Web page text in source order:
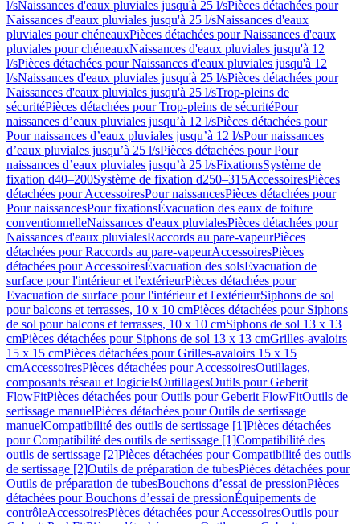
l/sNaissances d'eaux pluviales jusqu'à 25 l/sPièces détachées pour
Naissances d'eaux pluviales jusqu'à 25 l/sNaissances d'eaux
pluviales pour chéneauxPièces détachées pour Naissances d'eaux
pluviales pour chéneauxNaissances d'eaux pluviales jusqu'à 12
l/sPièces détachées pour Naissances d'eaux pluviales jusqu'à 12
l/sNaissances d'eaux pluviales jusqu'à 25 l/sPièces détachées pour
Naissances d'eaux pluviales jusqu'à 25 l/sTrop-pleins de
sécuritéPièces détachées pour Trop-pleins de sécuritéPour
naissances d’eaux pluviales jusqu’à 12 l/sPièces détachées pour
Pour naissances d’eaux pluviales jusqu’à 12 l/sPour naissances
d’eaux pluviales jusqu’à 25 l/sPièces détachées pour Pour
naissances d’eaux pluviales jusqu’à 25 l/sFixationsSystème de
fixation d40–200Système de fixation d250–315AccessoiresPièces
détachées pour AccessoiresPour naissancesPièces détachées pour
Pour naissancesPour fixationsÉvacuation des eaux de toiture
conventionnelleNaissances d'eaux pluvialesPièces détachées pour
Naissances d'eaux pluvialesRaccords au pare-vapeurPièces
détachées pour Raccords au pare-vapeurAccessoiresPièces
détachées pour AccessoiresÉvacuation des solsEvacuation de
surface pour l'intérieur et l'extérieurPièces détachées pour
Evacuation de surface pour l'intérieur et l'extérieurSiphons de sol
pour balcons et terrasses, 10 x 10 cmPièces détachées pour Siphons
de sol pour balcons et terrasses, 10 x 10 cmSiphons de sol 13 x 13
cmPièces détachées pour Siphons de sol 13 x 13 cmGrilles-avaloirs
15 x 15 cmPièces détachées pour Grilles-avaloirs 15 x 15
cmAccessoiresPièces détachées pour AccessoiresOutillages,
composants réseau et logicielsOutillagesOutils pour Geberit
FlowFitPièces détachées pour Outils pour Geberit FlowFitOutils de
sertissage manuelPièces détachées pour Outils de sertissage
manuelCompatibilité des outils de sertissage [1]Pièces détachées
pour Compatibilité des outils de sertissage [1]Compatibilité des
outils de sertissage [2]Pièces détachées pour Compatibilité des outils
de sertissage [2]Outils de préparation de tubesPièces détachées pour
Outils de préparation de tubesBouchons d’essai de pressionPièces
détachées pour Bouchons d’essai de pressionÉquipements de
contrôleAccessoiresPièces détachées pour AccessoiresOutils pour